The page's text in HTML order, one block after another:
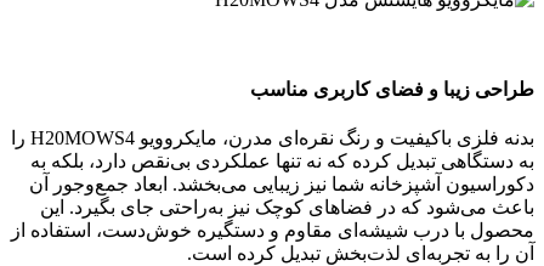
طراحی زیبا و فضای کاربری مناسب
بدنه فلزی باکیفیت و رنگ نقره‌ای مدرن، مایکروویو H20MOWS4 را
به دستگاهی تبدیل کرده که نه تنها عملکردی بی‌نقص دارد، بلکه به
دکوراسیون آشپزخانه شما نیز زیبایی می‌بخشد. ابعاد جمع‌وجور آن
باعث می‌شود که در فضاهای کوچک نیز به‌راحتی جای بگیرد. این
محصول با درب شیشه‌ای مقاوم و دستگیره خوش‌دست، استفاده از
آن را به تجربه‌ای لذت‌بخش تبدیل کرده است.